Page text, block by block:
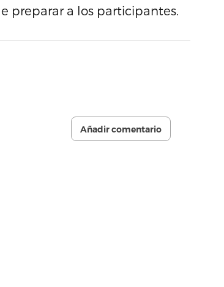
preparar a los participantes.
Añadir comentario